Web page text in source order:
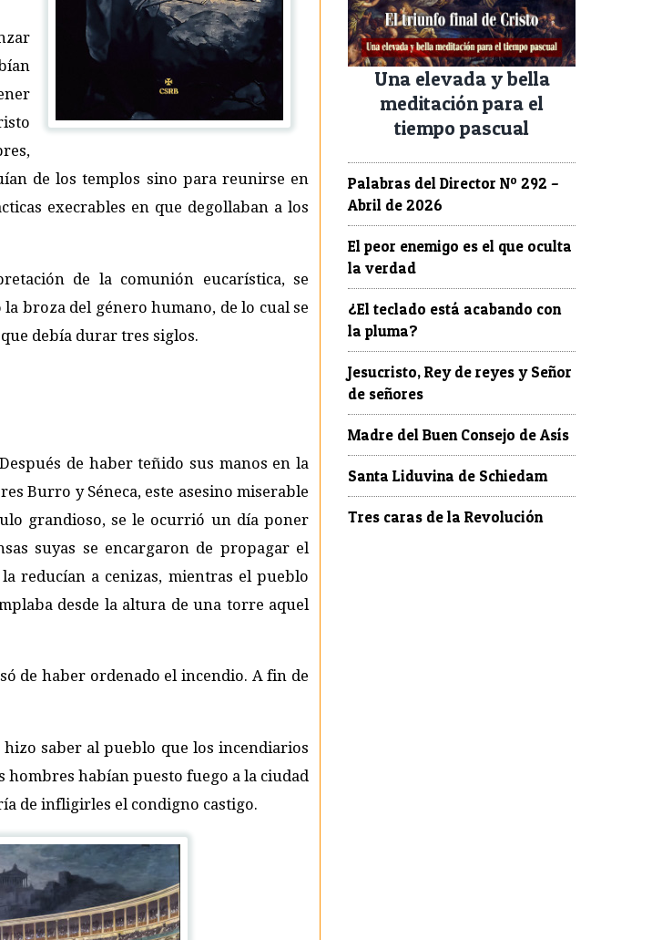
de los templos sino para reunirse en
execrables en que degollaban a los
de la comunión eucarística, se
broza del género humano, de lo cual se
debía durar tres siglos.
de haber teñido sus manos en la
Burro y Séneca, este asesino miserable
grandioso, se le ocurrió un día poner
suyas se encargaron de propagar el
reducían a cenizas, mientras el pueblo
desde la altura de una torre aquel
de haber ordenado el incendio. A fin de
saber al pueblo que los incendiarios
hombres habían puesto fuego a la ciudad
de infligirles el condigno castigo.
Una elevada y bella
meditación para el
tiempo pascual
Palabras del Director Nº 292 –
Abril de 2026
El peor enemigo es el que oculta
la verdad
¿El teclado está acabando con
la pluma?
Jesucristo, Rey de reyes y Señor
de señores
Madre del Buen Consejo de Asís
Santa Liduvina de Schiedam
Tres caras de la Revolución